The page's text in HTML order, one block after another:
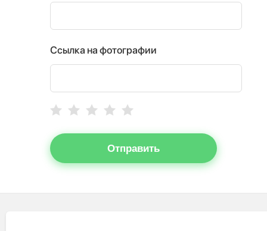
Ссылка на фотографии
Отправить